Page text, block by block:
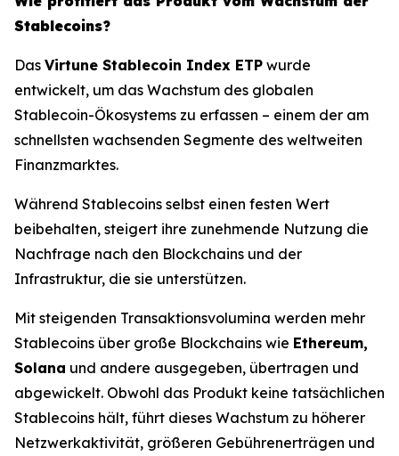
Stablecoins?
Das Virtune Stablecoin Index ETP wurde
entwickelt, um das Wachstum des globalen
Stablecoin-Ökosystems zu erfassen – einem der am
schnellsten wachsenden Segmente des weltweiten
Finanzmarktes.
Während Stablecoins selbst einen festen Wert
beibehalten, steigert ihre zunehmende Nutzung die
Nachfrage nach den Blockchains und der
Infrastruktur, die sie unterstützen.
Mit steigenden Transaktionsvolumina werden mehr
Stablecoins über große Blockchains wie Ethereum,
Solana und andere ausgegeben, übertragen und
abgewickelt. Obwohl das Produkt keine tatsächlichen
Stablecoins hält, führt dieses Wachstum zu höherer
Netzwerkaktivität, größeren Gebührenerträgen und